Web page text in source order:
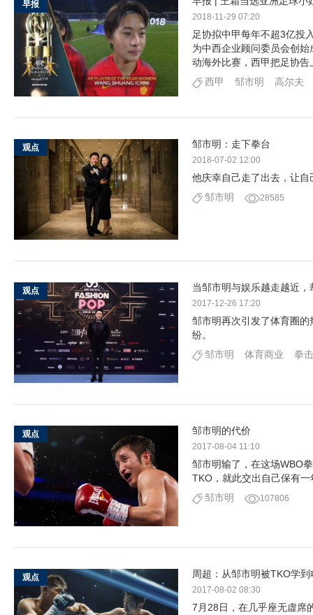
2018-11-29 07:20
足协拟中甲每年不超3亿投
为中西企业顾问委员会创
动海外比赛，西甲把足协告
西甲
邹市明 高尔夫
早报
邹市明：走下拳台
2018-07-02 12:00
他庆幸自己走了出去，让
邹市明
28585
观点
当邹市明与娱乐越走越近
2017-12-26 17:20
邹市明再次引发了体育圈
纷。
邹市明
体育商业 拳击
观点
邹市明的代价
2017-08-04 11:10
邹市明输了，在这场WBO
TKO，就此交出自己保有
邹市明
107806
观点
周超：从邹市明被TKO学
2017-08-02 08:30
7月28日，在几乎座无虚席
观点